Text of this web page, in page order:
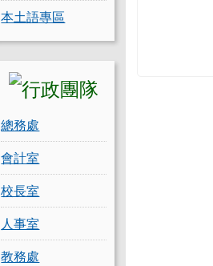
本土語專區
總務處
會計室
校長室
人事室
教務處